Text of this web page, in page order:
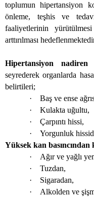
toplumun hipertansiyon
önleme, teşhis ve
faaliyetlerinin
arttırılması
Hipertansiyon
seyrederek organlarda
belirtileri;
·
Baş ve ense
·
Kulakta uğultu,
·
Çarpıntı hissi,
·
Yorgunluk
Yüksek kan
·
Ağır ve yağlı
·
Tuzdan,
·
Sigaradan,
·
Alkolden ve